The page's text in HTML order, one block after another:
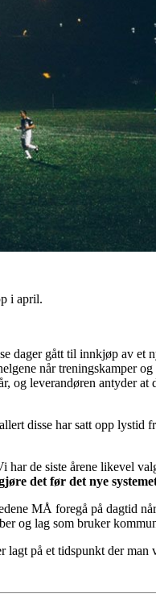
i april.
dager gått til innkjøp av et
når treningskamper
og leverandøren antyder at
disse har satt opp lystid
har de siste årene likevel
det før det nye
MÅ foregå på dagtid
og lag som bruker
lagt på et tidspunkt der man